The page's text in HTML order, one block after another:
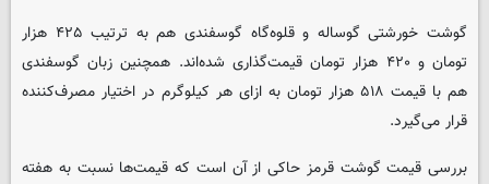
گوشت خورشتی گوساله و قلوه‌گاه گوسفندی هم به ترتیب ۴۲۵ هزار
تومان و ۴۲۰ هزار تومان قیمت‌گذاری شده‌اند. همچنین زبان گوسفندی
هم با قیمت ۵۱۸ هزار تومان به ازای هر کیلوگرم در اختیار مصرف‌کننده
قرار می‌گیرد.
بررسی قیمت گوشت قرمز حاکی از آن است که قیمت‌ها نسبت به هفته